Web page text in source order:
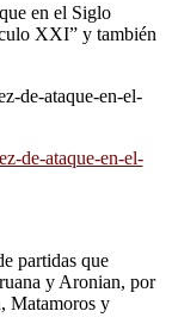
en el Siglo
XXI” y también
de-ataque-en-el-
partidas que
y Aronian, por
Matamoros y